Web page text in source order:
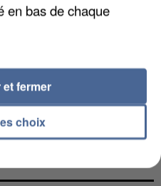
CLIENTS DÉROBÉES À
en bas de chaque
choix
fermer